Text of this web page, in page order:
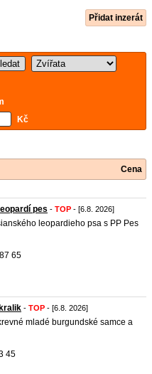
Přidat inzerát
Kč
Cena
pes - TOP - [6.8. 2026]
leopardieho psa s PP Pes
65
- TOP - [6.8. 2026]
mladé burgundské samce a
45